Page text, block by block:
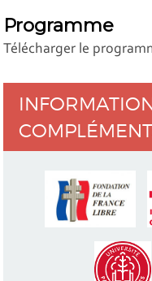
Programme
Télécharger le